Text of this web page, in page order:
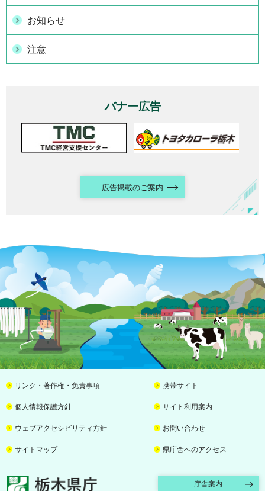
お知らせ
注意
バナー広告
広告掲載のご案内
リンク・著作権・免責事項 携帯サイト
個人情報保護方針 サイト利用案内
ウェブアクセシビリティ方針 お問い合わせ
サイトマップ 県庁舎へのアクセス
栃木県庁 庁舎案内